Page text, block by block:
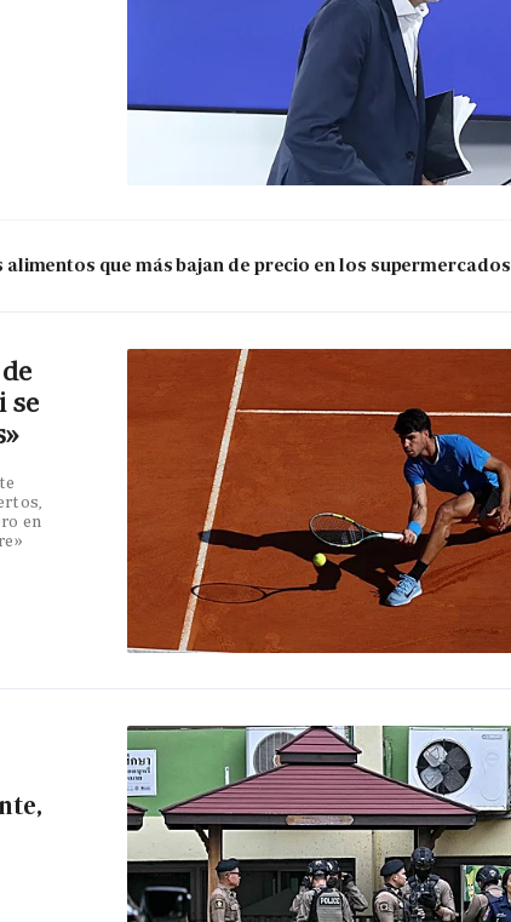
que más bajan de precio en los supermercados
se
en